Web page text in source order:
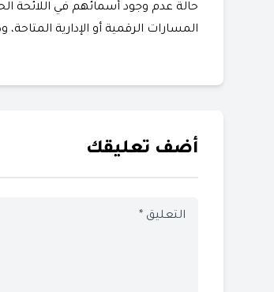
حالة عدم وجود أسمائهم في اللائحة
المسارات الرقمية أو الإدارية المتاحة، وذلك قبل
أضف تعليقك